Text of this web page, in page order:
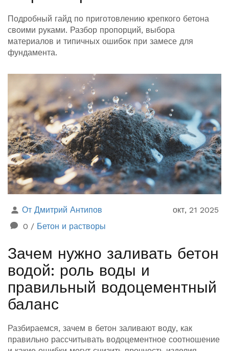
Подробный гайд по приготовлению крепкого бетона
своими руками. Разбор пропорций, выбора
материалов и типичных ошибок при замесе для
фундамента.
От Дмитрий Антипов
окт, 21 2025
0 / Бетон и растворы
Зачем нужно заливать бетон
водой: роль воды и
правильный водоцементный
баланс
Разбираемся, зачем в бетон заливают воду, как
правильно рассчитывать водоцементное соотношение